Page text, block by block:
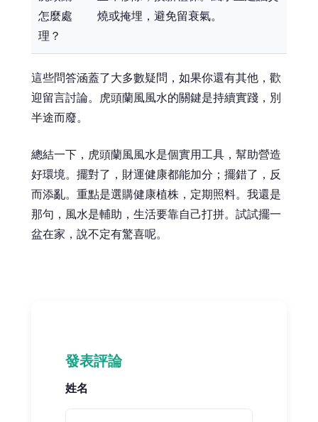
怎麼處
理？
燒或掩埋，避免留衰氣。
這些問答涵蓋了大多數疑問，如果你還有其他，歡
迎留言討論。虎頭蘭風風水的關鍵是持續實踐，別
半途而廢。
總結一下，虎頭蘭風風水是個實用工具，幫助營造
好環境。擺對了，財運健康都能加分；擺錯了，反
而添亂。重點是選購健康植株，定期照料。我還是
那句，風水是輔助，生活要靠自己打拼。試試擺一
盆在家，說不定有驚喜呢。
發表評論
姓名